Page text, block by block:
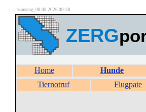
Samstag, 08.08.2026 09:30
ZERG
Home Hunde
Tiernotruf
Flugpate